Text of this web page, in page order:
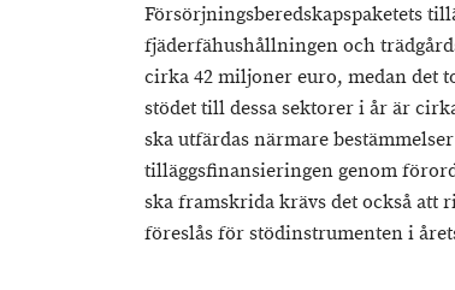
Försörjningsberedskapspaketets
fjäderfähushållningen och
cirka 42 miljoner euro, medan det
stödet till dessa sektorer i år är
ska utfärdas närmare
tilläggsfinansieringen genom
ska framskrida krävs det också att
föreslås för stödinstrumenten i